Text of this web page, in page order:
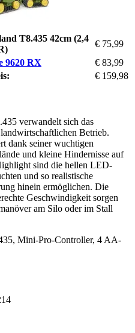
T8.435 42cm (2,4
€ 75,99
9620 RX
€ 83,99
€ 159,98
verwandelt sich das
Betrieb.
dank seiner wuchtigen
und kleine Hindernisse auf
sind die hellen LED-
und so realistische
hinein ermöglichen. Die
Geschwindigkeit sorgen
am Silo oder im Stall
Mini-Pro-Controller, 4 AA-